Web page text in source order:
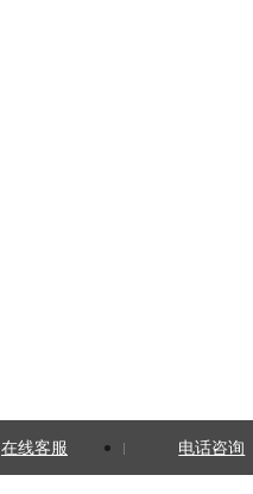
在线客服 电话咨询